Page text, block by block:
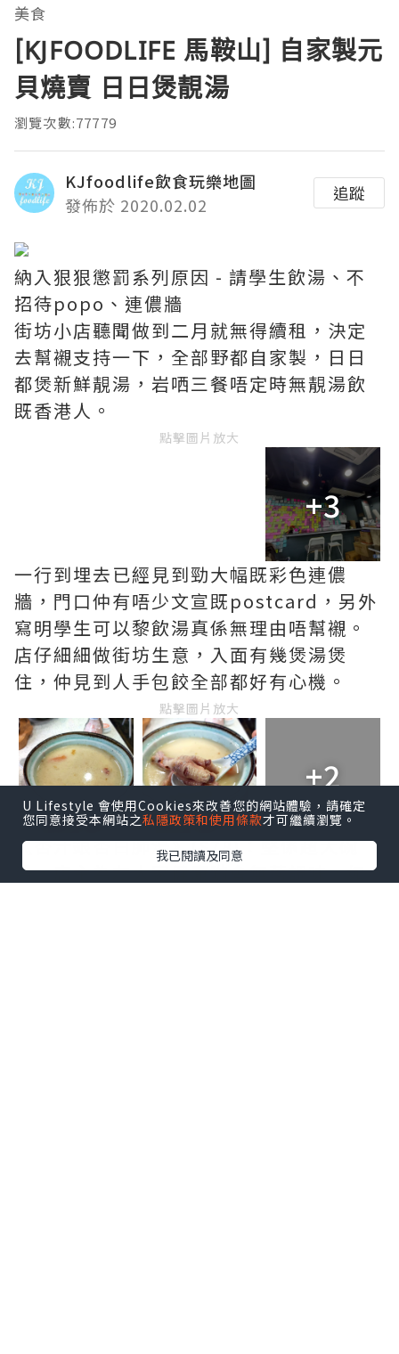
美食
[KJFOODLIFE 馬鞍山] 自家製元
貝燒賣 日日煲靚湯
瀏覽次數:77779
KJfoodlife飲食玩樂地圖
發佈於 2020.02.02
追蹤
納入狠狠懲罰系列原因 - 請學生飲湯、不
招待popo、連儂牆
街坊小店聽聞做到二月就無得續租，決定
去幫襯支持一下，全部野都自家製，日日
都煲新鮮靚湯，岩哂三餐唔定時無靚湯飲
既香港人。
點擊圖片放大
+3
一行到埋去已經見到勁大幅既彩色連儂
牆，門口仲有唔少文宣既postcard，另外
寫明學生可以黎飲湯真係無理由唔幫襯。
店仔細細做街坊生意，入面有幾煲湯煲
住，仲見到人手包餃全部都好有心機。
點擊圖片放大
+2
《杏汁銀杏白肺湯》($78)：堅係超大碗
湯，店主為左大家健康啲會無落調味，如
U Lifestyle 會使用Cookies來改善您的網站體驗，請確定
您同意接受本網站之私隱政策和使用條款才可繼續瀏覽。
我已閱讀及同意